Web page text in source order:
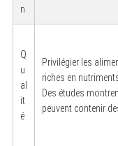
n
Q
u
al
it
é
Privilégier les
riches en
Des études
peuvent contenir